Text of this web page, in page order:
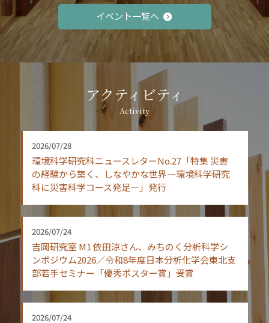
イベント一覧へ
アクティビティ
Activity
2026/07/28
環境科学研究科ニュースレターNo.27「特集 災害
の経験から築く、しなやかな世界―環境科学研究
科に災害科学コース発足―」発行
2026/07/24
吉岡研究室 M1 依田涼さん、みちのく分析科学シ
ンポジウム2026／令和8年度日本分析化学会東北支
部若手セミナー「優秀ポスター賞」受賞
2026/07/24